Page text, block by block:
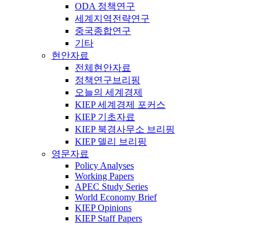
ODA 정책연구
세계지역전략연구
중국종합연구
기타
현안자료
전체현안자료
정책연구브리핑
오늘의 세계경제
KIEP 세계경제 포커스
KIEP 기초자료
KIEP 북경사무소 브리핑
KIEP 델리 브리핑
영문자료
Policy Analyses
Working Papers
APEC Study Series
World Economy Brief
KIEP Opinions
KIEP Staff Papers